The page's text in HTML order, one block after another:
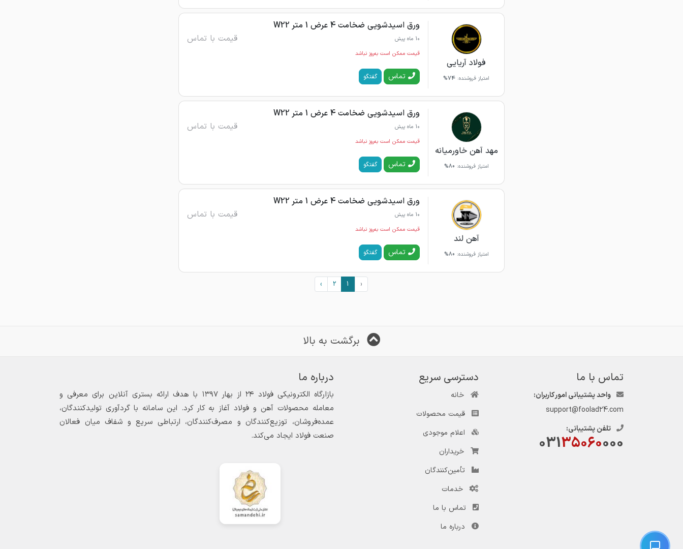
فولاد آریایی
امتیاز فروشنده: 74%
ورق اسیدشویی ضخامت 4 عرض 1 متر W22
10 ماه پیش قیمت با تماس
قیمت ممکن است به‌روز نباشد
تماس گفتگو
مهد آهن خاورمیانه
امتیاز فروشنده: 80%
ورق اسیدشویی ضخامت 4 عرض 1 متر W22
10 ماه پیش قیمت با تماس
قیمت ممکن است به‌روز نباشد
تماس گفتگو
آهن لند
امتیاز فروشنده: 80%
ورق اسیدشویی ضخامت 4 عرض 1 متر W22
10 ماه پیش قیمت با تماس
قیمت ممکن است به‌روز نباشد
تماس گفتگو
‹
1
2
›
برگشت به بالا
تماس با ما
واحد پشتیبانی امور کاربران:
support@foolad24.com
تلفن پشتیبانی:
03135060000
دسترسی سریع
خانه
قیمت محصولات
اعلام موجودی
خریداران
تأمین‌کنندگان
خدمات
تماس با ما
درباره ما
درباره ما
بازارگاه الکترونیکی فولاد ۲۴ از بهار ۱۳۹۷ با هدف ارائه بستری آنلاین برای معرفی و
معامله محصولات آهن و فولاد آغاز به کار کرد. این سامانه با گردآوری تولیدکنندگان،
عمده‌فروشان، توزیع‌کنندگان و مصرف‌کنندگان، ارتباطی سریع و شفاف میان فعالان
صنعت فولاد ایجاد می‌کند.